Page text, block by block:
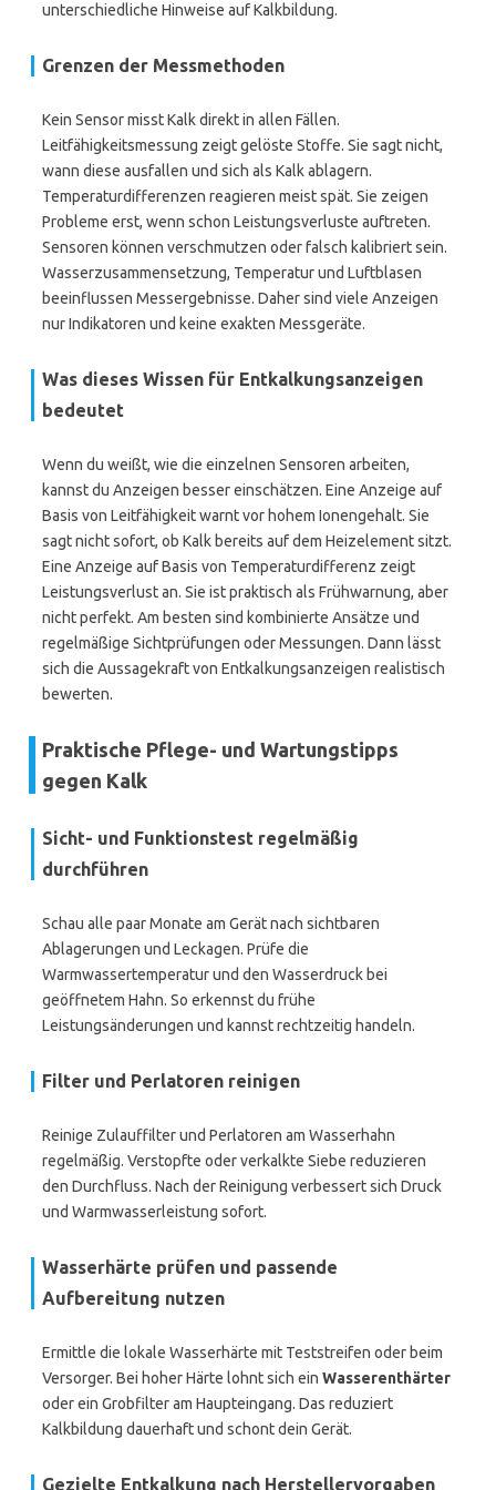
unterschiedliche Hinweise auf Kalkbildung.
Grenzen der Messmethoden
Kein Sensor misst Kalk direkt in allen Fällen.
Leitfähigkeitsmessung zeigt gelöste Stoffe. Sie sagt nicht,
wann diese ausfallen und sich als Kalk ablagern.
Temperaturdifferenzen reagieren meist spät. Sie zeigen
Probleme erst, wenn schon Leistungsverluste auftreten.
Sensoren können verschmutzen oder falsch kalibriert sein.
Wasserzusammensetzung, Temperatur und Luftblasen
beeinflussen Messergebnisse. Daher sind viele Anzeigen
nur Indikatoren und keine exakten Messgeräte.
Was dieses Wissen für Entkalkungsanzeigen
bedeutet
Wenn du weißt, wie die einzelnen Sensoren arbeiten,
kannst du Anzeigen besser einschätzen. Eine Anzeige auf
Basis von Leitfähigkeit warnt vor hohem Ionengehalt. Sie
sagt nicht sofort, ob Kalk bereits auf dem Heizelement sitzt.
Eine Anzeige auf Basis von Temperaturdifferenz zeigt
Leistungsverlust an. Sie ist praktisch als Frühwarnung, aber
nicht perfekt. Am besten sind kombinierte Ansätze und
regelmäßige Sichtprüfungen oder Messungen. Dann lässt
sich die Aussagekraft von Entkalkungsanzeigen realistisch
bewerten.
Praktische Pflege- und Wartungstipps
gegen Kalk
Sicht- und Funktionstest regelmäßig
durchführen
Schau alle paar Monate am Gerät nach sichtbaren
Ablagerungen und Leckagen. Prüfe die
Warmwassertemperatur und den Wasserdruck bei
geöffnetem Hahn. So erkennst du frühe
Leistungsänderungen und kannst rechtzeitig handeln.
Filter und Perlatoren reinigen
Reinige Zulauffilter und Perlatoren am Wasserhahn
regelmäßig. Verstopfte oder verkalkte Siebe reduzieren
den Durchfluss. Nach der Reinigung verbessert sich Druck
und Warmwasserleistung sofort.
Wasserhärte prüfen und passende
Aufbereitung nutzen
Ermittle die lokale Wasserhärte mit Teststreifen oder beim
Versorger. Bei hoher Härte lohnt sich ein Wasserenthärter
oder ein Grobfilter am Haupteingang. Das reduziert
Kalkbildung dauerhaft und schont dein Gerät.
Gezielte Entkalkung nach Herstellervorgaben